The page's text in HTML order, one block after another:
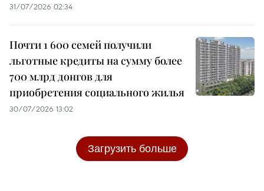
31/07/2026 02:34
Почти 1 600 семей получили
льготные кредиты на сумму более
700 млрд донгов для
приобретения социального жилья
30/07/2026 13:02
Загрузить больше